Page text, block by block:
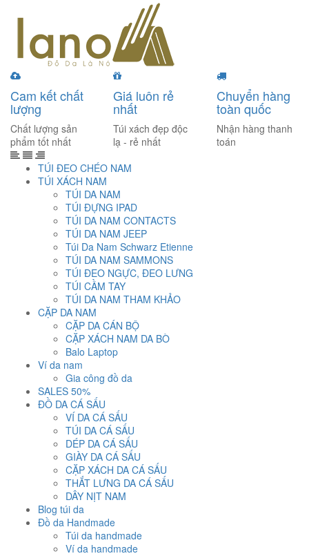
Cam kết chất
lượng
Chất lượng sản
phẩm tốt nhất
Giá luôn rẻ
nhất
Túi xách đẹp độc
lạ - rẻ nhất
Chuyển hàng
toàn quốc
Nhận hàng thanh
toán
TÚI ĐEO CHÉO NAM
TÚI XÁCH NAM
TÚI DA NAM
TÚI ĐỰNG IPAD
TÚI DA NAM CONTACTS
TÚI DA NAM JEEP
Túi Da Nam Schwarz Etienne
TÚI DA NAM SAMMONS
TÚI ĐEO NGỰC, ĐEO LƯNG
TÚI CẦM TAY
TÚI DA NAM THAM KHẢO
CẶP DA NAM
CẶP DA CÁN BỘ
CẶP XÁCH NAM DA BÒ
Balo Laptop
Ví da nam
Gia công đồ da
SALES 50%
ĐỒ DA CÁ SẤU
VÍ DA CÁ SẤU
TÚI DA CÁ SẤU
DÉP DA CÁ SẤU
GIÀY DA CÁ SẤU
CẶP XÁCH DA CÁ SẤU
THẮT LƯNG DA CÁ SẤU
DÂY NỊT NAM
Blog túi da
Đồ da Handmade
Túi da handmade
Ví da handmade